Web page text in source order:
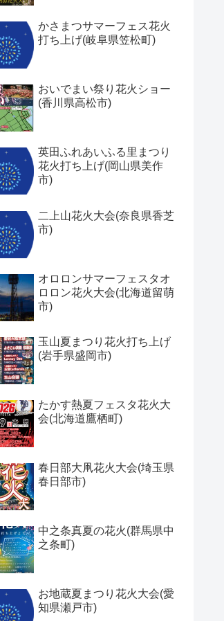
かさまつサマーフェス花火
打ち上げ(岐阜県笠松町)
おいでまい祭り花火ショー
(香川県高松市)
英田ふれあいふる里まつり
花火打ち上げ(岡山県美作
市)
二上山花火大会(奈良県香芝
市)
オロロンサマーフェスタオ
ロロン花火大会(北海道留萌
市)
玉山夏まつり花火打ち上げ
(岩手県盛岡市)
たかす熱夏フェスタ花火大
会(北海道鷹栖町)
春日部大凧花火大会(埼玉県
春日部市)
中之条真夏の花火(群馬県中
之条町)
お地蔵夏まつり花火大会(愛
知県瀬戸市)